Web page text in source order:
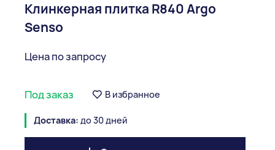
Клинкерная плитка R840 Argo
Senso
Цена по запросу
Под заказ В избранное
Доставка: до 30 дней